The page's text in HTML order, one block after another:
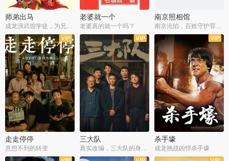
师弟出马
成龙演武馆学徒，为兄搏命战黑道
老婆就一个
老婆真的就一个吗？
南京照相馆
南京沦陷，百姓守护罪证底片
走走停停
意想不到的转变
三大队 杀手壕
成龙挑战凶悍杀手壕